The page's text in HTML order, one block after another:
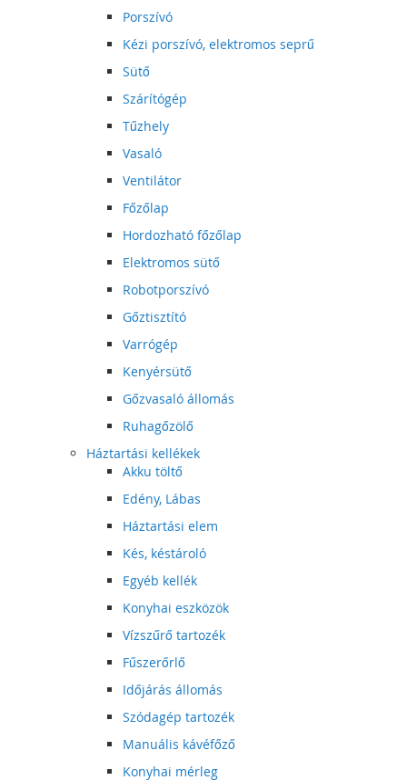
Porszívó
Kézi porszívó, elektromos seprű
Sütő
Szárítógép
Tűzhely
Vasaló
Ventilátor
Főzőlap
Hordozható főzőlap
Elektromos sütő
Robotporszívó
Gőztisztító
Varrógép
Kenyérsütő
Gőzvasaló állomás
Ruhagőzölő
Háztartási kellékek
Akku töltő
Edény, Lábas
Háztartási elem
Kés, késtároló
Egyéb kellék
Konyhai eszközök
Vízszűrő tartozék
Fűszerőrlő
Időjárás állomás
Szódagép tartozék
Manuális kávéfőző
Konyhai mérleg